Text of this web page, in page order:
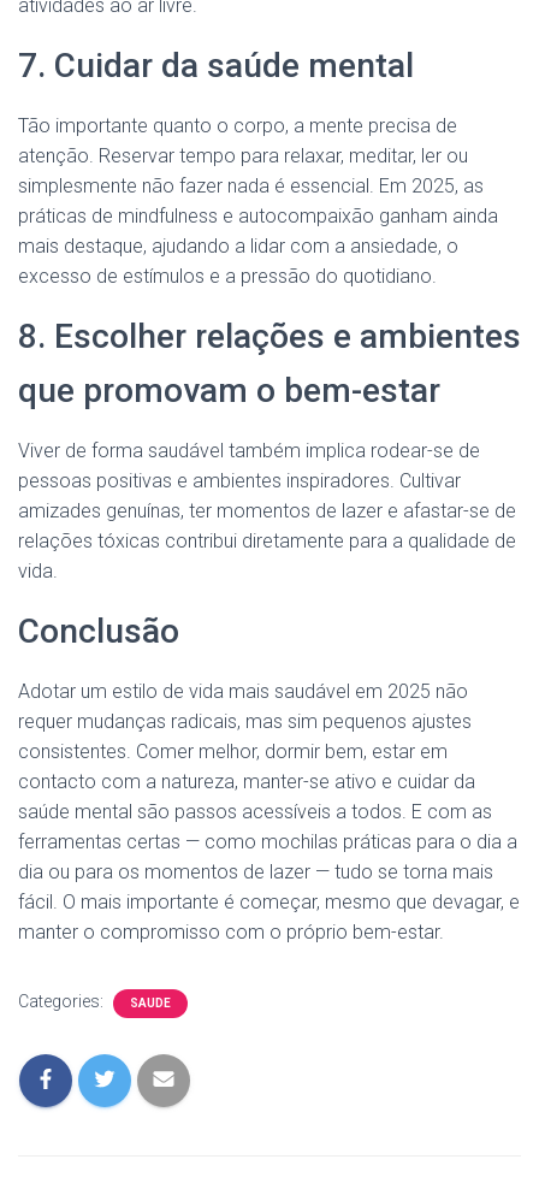
atividades ao ar livre.
7. Cuidar da saúde mental
Tão importante quanto o corpo, a mente precisa de
atenção. Reservar tempo para relaxar, meditar, ler ou
simplesmente não fazer nada é essencial. Em 2025, as
práticas de mindfulness e autocompaixão ganham ainda
mais destaque, ajudando a lidar com a ansiedade, o
excesso de estímulos e a pressão do quotidiano.
8. Escolher relações e ambientes
que promovam o bem-estar
Viver de forma saudável também implica rodear-se de
pessoas positivas e ambientes inspiradores. Cultivar
amizades genuínas, ter momentos de lazer e afastar-se de
relações tóxicas contribui diretamente para a qualidade de
vida.
Conclusão
Adotar um estilo de vida mais saudável em 2025 não
requer mudanças radicais, mas sim pequenos ajustes
consistentes. Comer melhor, dormir bem, estar em
contacto com a natureza, manter-se ativo e cuidar da
saúde mental são passos acessíveis a todos. E com as
ferramentas certas — como mochilas práticas para o dia a
dia ou para os momentos de lazer — tudo se torna mais
fácil. O mais importante é começar, mesmo que devagar, e
manter o compromisso com o próprio bem-estar.
Categories: SAUDE